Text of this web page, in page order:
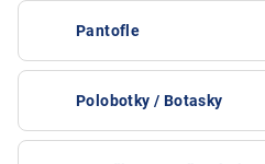
Pantofle
Polobotky / Botasky